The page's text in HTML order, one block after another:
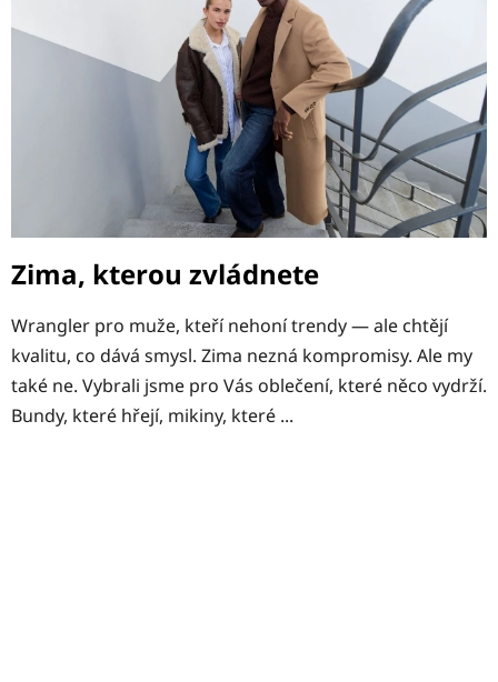
Zima, kterou zvládnete
Wrangler pro muže, kteří nehoní trendy — ale chtějí
kvalitu, co dává smysl. Zima nezná kompromisy. Ale my
také ne. Vybrali jsme pro Vás oblečení, které něco vydrží.
Bundy, které hřejí, mikiny, které ...